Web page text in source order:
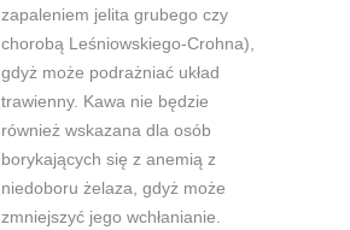
zapaleniem jelita grubego czy
chorobą Leśniowskiego-Crohna),
gdyż może podrażniać układ
trawienny. Kawa nie będzie
również wskazana dla osób
borykających się z anemią z
niedoboru żelaza, gdyż może
zmniejszyć jego wchłanianie